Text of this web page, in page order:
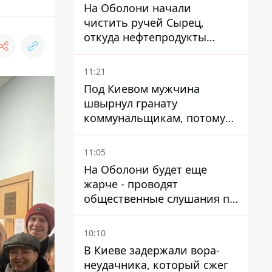
На Оболони начали
чистить ручей Сырец,
откуда нефтепродукты
попадали в озера
11:21
Под Киевом мужчина
швырнул гранату
коммунальщикам, потому
что не хотел платить по
квитанциям
11:05
На Оболони будет еще
жарче - проводят
общественные слушания по
поводу храма УГКЦ на
Северной
10:10
В Киеве задержали вора-
неудачника, который сжег